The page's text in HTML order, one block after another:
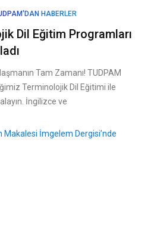
HABERLER
Dil Eğitim Programları
Tam Zamanı! TUDPAM
Terminolojik Dil Eğitimi ile
İngilizce ve